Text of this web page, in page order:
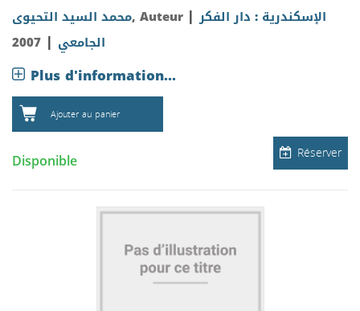
محمد السيد التحيوى, Auteur |الإسكندرية : دار الفكر
الجامعي |
2007
Plus d'information...
Ajouter au panier
Réserver
Disponible